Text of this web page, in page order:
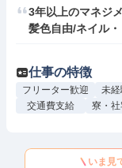
3年以上のマネジ
髪色自由/ネイル
仕事の特徴
フリーター歓迎 未
交通費支給
寮・社
いま見